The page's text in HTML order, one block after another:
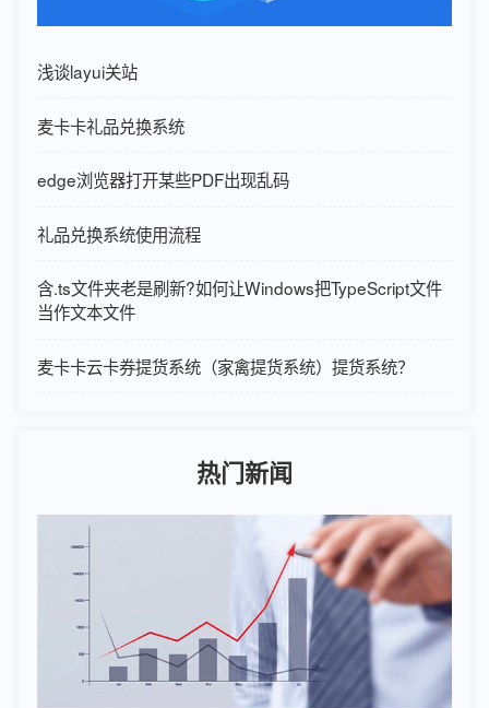
浅谈layui关站
麦卡卡礼品兑换系统
edge浏览器打开某些PDF出现乱码
礼品兑换系统使用流程
含.ts文件夹老是刷新?如何让Windows把TypeScript文件
当作文本文件
麦卡卡云卡券提货系统（家禽提货系统）提货系统？
热门新闻